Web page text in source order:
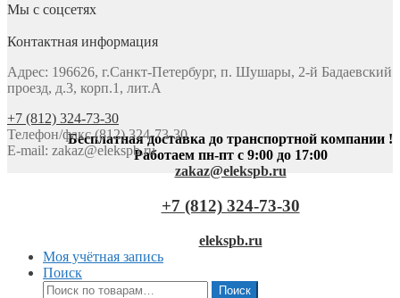
Мы с соцсетях
Контактная информация
Адрес: 196626, г.Санкт-Петербург, п. Шушары, 2-й Бадаевский
проезд, д.3, корп.1, лит.А
+7 (812) 324-73-30
Телефон/факс (812) 324-73-30
E-mail: zakaz@elekspb.ru
Бесплатная доставка до транспортной компании !
Работаем пн-пт с 9:00 до 17:00
zakaz@elekspb.ru
+7 (812) 324-73-30
elekspb.ru
Моя учётная запись
Поиск
Искать:
Поиск